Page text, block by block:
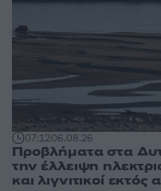
07:1206.08.26
Προβλήματα στα
την έλλειψη
και λιγνιτικοί